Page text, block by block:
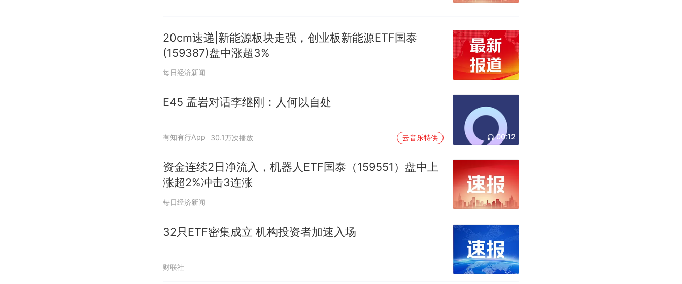
20cm速递|新能源板块走强，创业板新能源ETF国泰
(159387)盘中涨超3%
每日经济新闻
E45 孟岩对话李继刚：人何以自处
有知有行App 30.1万次播放 云音乐特供 00:12
资金连续2日净流入，机器人ETF国泰（159551）盘中上
涨超2%冲击3连涨
每日经济新闻
32只ETF密集成立 机构投资者加速入场
财联社